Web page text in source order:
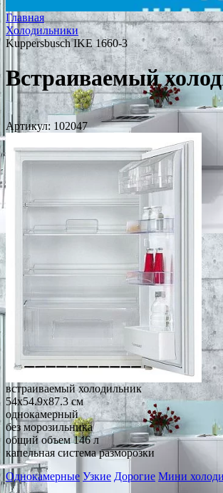
Главная
Холодильники
Kuppersbusch IKE 1660-3
Встраиваемый
Артикул: 102047
встраиваемый холодильник
54x54.9x87.3 см
однокамерный
без морозильника
общий объем 146 л
капельная система разморозки
Однокамерные Узкие Дорогие Мини